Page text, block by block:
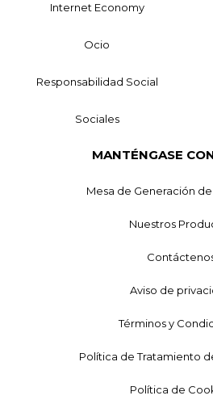
Internet Economy
Ocio
Responsabilidad Social
Sociales
MANTÉNGASE
Mesa de Generación
Nuestros
Aviso de
Términos y
Política de Tratamiento
Política de